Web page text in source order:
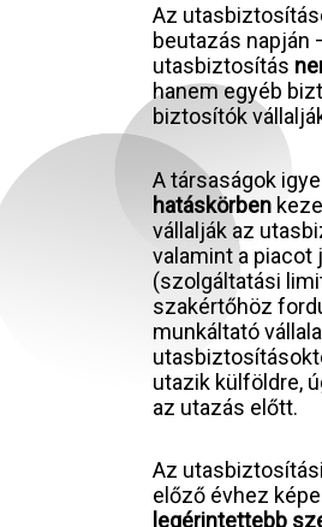
Az
beutazás napján
utasbiztosítás
hanem egyéb
biztosítók
A társaságok
hatáskörben
vállalják az
valamint a
(szolgáltatási
szakértőhöz
munkáltató
utazik külföldre,
az utazás előtt.
Az
előző évhez
legérintettebb